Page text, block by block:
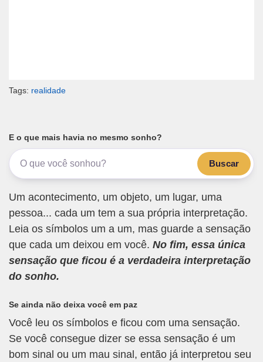
Tags: realidade
E o que mais havia no mesmo sonho?
Buscar
Um acontecimento, um objeto, um lugar, uma
pessoa... cada um tem a sua própria interpretação.
Leia os símbolos um a um, mas guarde a sensação
que cada um deixou em você. No fim, essa única
sensação que ficou é a verdadeira interpretação
do sonho.
Se ainda não deixa você em paz
Você leu os símbolos e ficou com uma sensação.
Se você consegue dizer se essa sensação é um
bom sinal ou um mau sinal, então já interpretou seu